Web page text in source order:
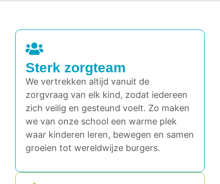
Sterk zorgteam
We vertrekken altijd vanuit de
zorgvraag van elk kind, zodat iedereen
zich veilig en gesteund voelt. Zo maken
we van onze school een warme plek
waar kinderen leren, bewegen en samen
groeien tot wereldwijze burgers.